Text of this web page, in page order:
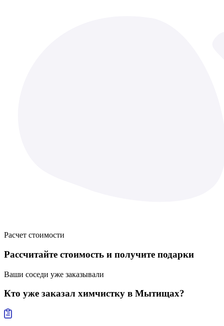
Расчет стоимости
Рассчитайте стоимость и получите подарки
Ваши соседи уже заказывали
Кто уже заказал химчистку в Мытищах?